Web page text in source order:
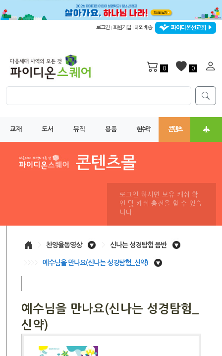
로그인 회원가입 해외배송 파이디온선교회
0 0
교재 도서 뮤직 용품 현수막 콘텐츠
로그인 하시면 보유 캐쉬 확
인 및 캐쉬 충전을 할 수 있습
니다.
찬양율동영상 신나는 성경탐험 음반
예수님을 만나요(신나는 성경탐험_신약)
예수님을 만나요(신나는 성경탐험_
신약)